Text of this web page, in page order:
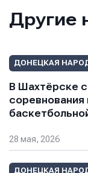
Другие
ДОНЕЦКАЯ
В Шахтёрске
28 мая, 2026
ДОНЕЦКАЯ